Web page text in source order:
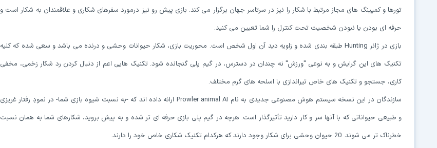
تورها و کمپینگ های مجاز مرتبط با شکار را نیز در سرتاسر جهان برگزار می کند. بازی پیش رو نیز درمورد سفرهای شکاری و علاقمندان به شکار است و
حرفه ای بودن یا نبودن شخصیت تحت کنترل را شما تعیین می کنید.
بازی در ژانر Hunting طبقه بندی شده و زاویه دید آن اول شخص است. محوریت بازی، شکار حیوانات وحشی و درنده می باشد و سعی شده که کلیه
تکنیک های این گرایش و به نوعی "ورزش" نه چندان در دسترس، در گیم پلی گنجانده شود. تکنیک هایی اعم از دنبال کردن رد شکار زخمی، مخفی
کاری، جستجو و تکنیک های خاص تیراندازی با اسلحه های گرم مختلف.
سازندگان در این نسخه سیستم هوش مصنوعی جدیدی به نام Prowler animal AI ارائه داده اند که -به نسبت شیوه بازی شما- در نمودِ رفتار غریزی
و طبیعی حیواناتی که با آنها سر و کار دارید تأثیرگذار است. هرچه در گیم پلی بازی حرفه ای تر شده و به پیش بروید، شکارهای شما به همان نسبت
خطرناک تر می شوند. 20 حیوان وحشی برای شکار وجود دارند که هرکدام تکنیک شکاری خاص خود را دارند.
در حال آماده‌سازی لینک دانلود...